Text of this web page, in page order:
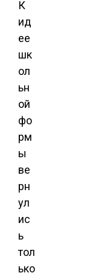
К
ид
ее
шк
ол
ьн
ой
фо
рм
ы
ве
рн
ул
ис
ь
тол
ько